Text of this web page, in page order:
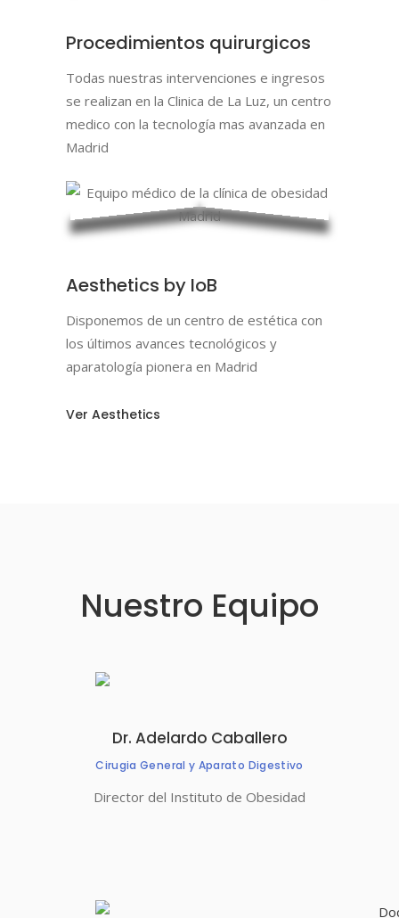
Procedimientos quirurgicos
Todas nuestras intervenciones e ingresos
se realizan en la Clinica de La Luz, un centro
medico con la tecnología mas avanzada en
Madrid
Aesthetics by IoB
Disponemos de un centro de estética con
los últimos avances tecnológicos y
aparatología pionera en Madrid
Ver Aesthetics
Nuestro Equipo
Dr. Adelardo Caballero
Cirugia General y Aparato Digestivo
Director del Instituto de Obesidad